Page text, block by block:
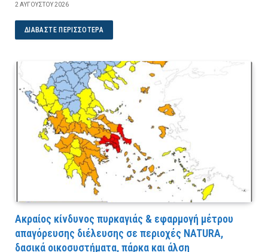
2 ΑΥΓΟΎΣΤΟΥ 2026
ΔΙΑΒΆΣΤΕ ΠΕΡΙΣΣΌΤΕΡΑ
Ακραίος κίνδυνος πυρκαγιάς & εφαρμογή μέτρου
απαγόρευσης διέλευσης σε περιοχές NATURA,
δασικά οικοσυστήματα, πάρκα και άλση